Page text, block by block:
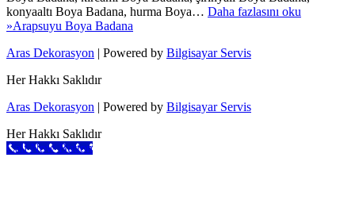
konyaaltı Boya Badana, hurma Boya… Daha fazlasını oku
»Arapsuyu Boya Badana
Aras Dekorasyon | Powered by Bilgisayar Servis
Her Hakkı Saklıdır
Aras Dekorasyon | Powered by Bilgisayar Servis
Her Hakkı Saklıdır
Call Now Button